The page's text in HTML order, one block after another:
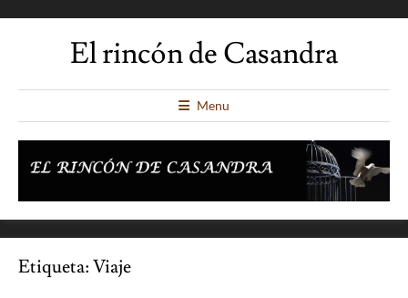
El rincón de Casandra
Menu
Etiqueta:Viaje